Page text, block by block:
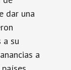
dar una
su
a